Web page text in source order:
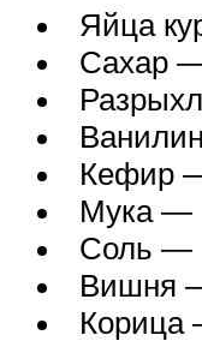
Яйца
Сахар
Кефир
Мука —
Соль —
Вишня
Корица